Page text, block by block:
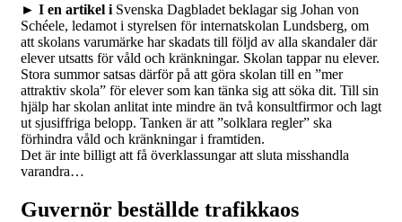
► I en artikel i Svenska Dagbladet beklagar sig Johan von
Schéele, ledamot i styrelsen för internatskolan Lundsberg, om
att skolans varumärke har skadats till följd av alla skandaler där
elever utsatts för våld och kränkningar. Skolan tappar nu elever.
Stora summor satsas därför på att göra skolan till en ”mer
attraktiv skola” för elever som kan tänka sig att söka dit. Till sin
hjälp har skolan anlitat inte mindre än två konsultfirmor och lagt
ut sjusiffriga belopp. Tanken är att ”solklara regler” ska
förhindra våld och kränkningar i framtiden.
Det är inte billigt att få överklassungar att sluta misshandla
varandra…
Guvernör beställde trafikkaos